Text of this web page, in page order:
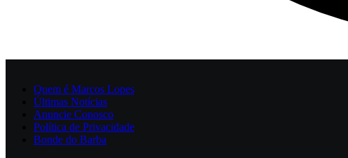
Quem é Marcos Lopes
Últimas Notícias
Anuncie Conosco
Política de Privacidade
Bonde do Barba